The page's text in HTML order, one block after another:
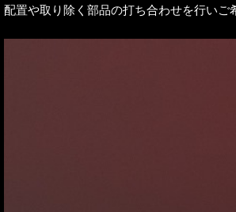
配置や取り除く部品の打ち合わせを行いご